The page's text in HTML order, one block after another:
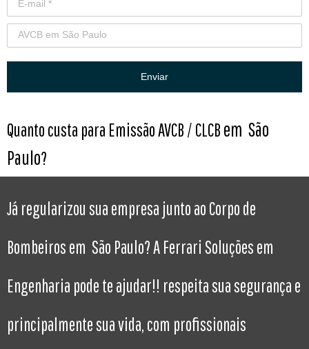
Enviar
Quanto custa para Emissão AVCB / CLCB em São
Paulo?
Já regularizou sua empresa junto ao Corpo de
Bombeiros em São Paulo? A Ferrari Soluções em
Engenharia pode te ajudar!! respeita sua segurança e
principalmente sua vida, com profissionais